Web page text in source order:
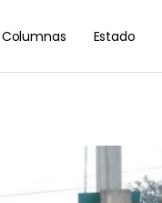
Columnas Estado